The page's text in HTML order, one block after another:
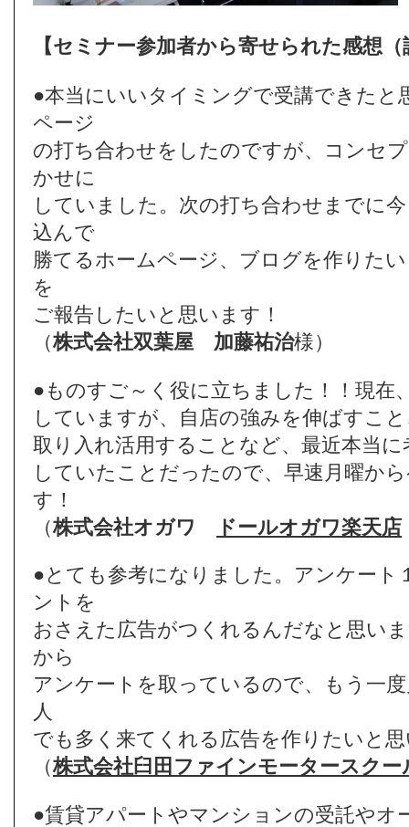
【セミナー参加者から寄せられた感想（
●本当にいいタイミングで受講できたと
ページ
の打ち合わせをしたのですが、コンセ
かせに
していました。次の打ち合わせまでに
込んで
勝てるホームページ、ブログを作りた
を
ご報告したいと思います！
（株式会社双葉屋 加藤祐治様）
●ものすご～く役に立ちました！！現在
していますが、自店の強みを伸ばすこ
取り入れ活用することなど、最近本当
していたことだったので、早速月曜か
す！
（株式会社オガワ ドールオガワ楽天店
●とても参考になりました。アンケート
ントを
おさえた広告がつくれるんだなと思い
から
アンケートを取っているので、もう一
人
でも多く来てくれる広告を作りたいと
（株式会社臼田ファインモータースクー
●賃貸アパートやマンションの受託やオ